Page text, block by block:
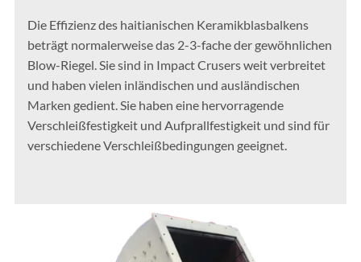
Die Effizienz des haitianischen Keramikblasbalkens
beträgt normalerweise das 2-3-fache der gewöhnlichen
Blow-Riegel. Sie sind in Impact Crusers weit verbreitet
und haben vielen inländischen und ausländischen
Marken gedient. Sie haben eine hervorragende
Verschleißfestigkeit und Aufprallfestigkeit und sind für
verschiedene Verschleißbedingungen geeignet.